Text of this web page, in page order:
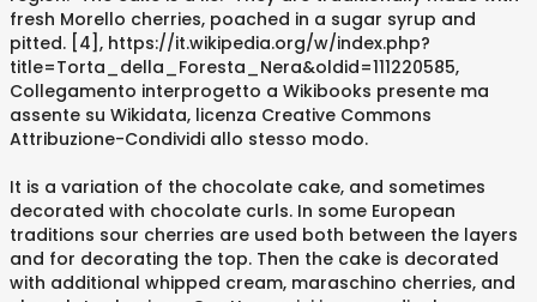
fresh Morello cherries, poached in a sugar syrup and
pitted. [4], https://it.wikipedia.org/w/index.php?
title=Torta_della_Foresta_Nera&oldid=111220585,
Collegamento interprogetto a Wikibooks presente ma
assente su Wikidata, licenza Creative Commons
Attribuzione-Condividi allo stesso modo.
It is a variation of the chocolate cake, and sometimes
decorated with chocolate curls. In some European
traditions sour cherries are used both between the layers
and for decorating the top. Then the cake is decorated
with additional whipped cream, maraschino cherries, and